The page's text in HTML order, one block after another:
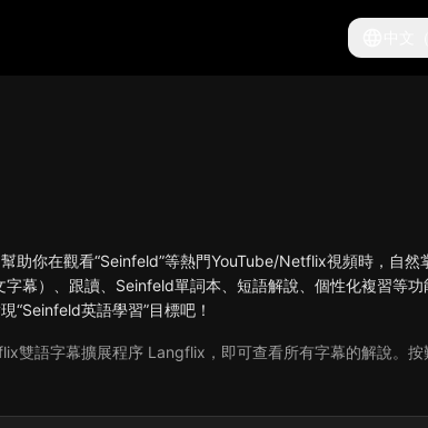
助你在觀看“Seinfeld”等熱門YouTube/Netflix視頻時，自然
幕）、跟讀、Seinfeld單詞本、短語解說、個性化複習等
“Seinfeld英語學習”目標吧！
雙語字幕擴展程序 Langflix，即可查看所有字幕的解說。